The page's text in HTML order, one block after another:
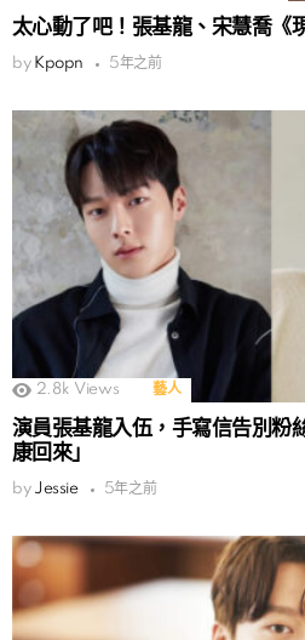
太心動了吧！張基龍、宋慧喬《
by Kpopn 5年之前
2.8k Views 藝人
演員張基龍入伍，手寫信告別粉
康回來」
by Jessie 5年之前